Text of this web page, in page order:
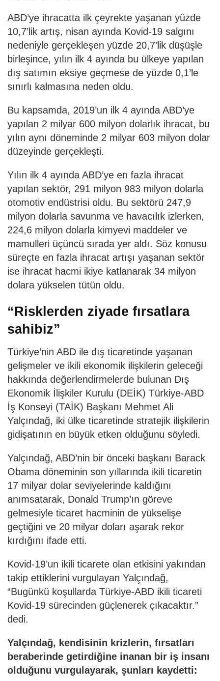
ABD’ye ihracatta ilk çeyrekte yaşanan yüzde
10,7’lik artış, nisan ayında Kovid-19 salgını
nedeniyle gerçekleşen yüzde 20,7’lik düşüşle
birleşince, yılın ilk 4 ayında bu ülkeye yapılan
dış satımın eksiye geçmese de yüzde 0,1’le
sınırlı kalmasına neden oldu.
Bu kapsamda, 2019’un ilk 4 ayında ABD’ye
yapılan 2 milyar 600 milyon dolarlık ihracat, bu
yılın aynı döneminde 2 milyar 603 milyon dolar
düzeyinde gerçekleşti.
Yılın ilk 4 ayında ABD’ye en fazla ihracat
yapılan sektör, 291 milyon 983 milyon dolarla
otomotiv endüstrisi oldu. Bu sektörü 247,9
milyon dolarla savunma ve havacılık izlerken,
224,6 milyon dolarla kimyevi maddeler ve
mamulleri üçüncü sırada yer aldı. Söz konusu
süreçte en fazla ihracat artışı yaşanan sektör
ise ihracat hacmi ikiye katlanarak 34 milyon
dolara yükselen tütün oldu.
“Risklerden ziyade fırsatlara
sahibiz”
Türkiye’nin ABD ile dış ticaretinde yaşanan
gelişmeler ve ikili ekonomik ilişkilerin geleceği
hakkında değerlendirmelerde bulunan Dış
Ekonomik İlişkiler Kurulu (DEİK) Türkiye-ABD
İş Konseyi (TAİK) Başkanı Mehmet Ali
Yalçındağ, iki ülke ticaretinde stratejik ilişkilerin
gidişatının en büyük etken olduğunu söyledi.
Yalçındağ, ABD’nin bir önceki başkanı Barack
Obama döneminin son yıllarında ikili ticaretin
17 milyar dolar seviyelerinde kaldığını
anımsatarak, Donald Trump’ın göreve
gelmesiyle ticaret hacminin de yükselişe
geçtiğini ve 20 milyar doları aşarak rekor
kırdığını ifade etti.
Kovid-19’un ikili ticarete olan etkisini yakından
takip ettiklerini vurgulayan Yalçındağ,
“Bugünkü koşullarda Türkiye-ABD ikili ticareti
Kovid-19 sürecinden güçlenerek çıkacaktır.”
dedi.
Yalçındağ, kendisinin krizlerin, fırsatları
beraberinde getirdiğine inanan bir iş insanı
olduğunu vurgulayarak, şunları kaydetti: